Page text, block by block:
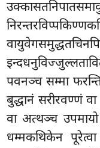
पवनञ्च सम्मा
बुद्धानं सरीरवण्णं
वा अत्थञ्च
धम्मकथिकेन